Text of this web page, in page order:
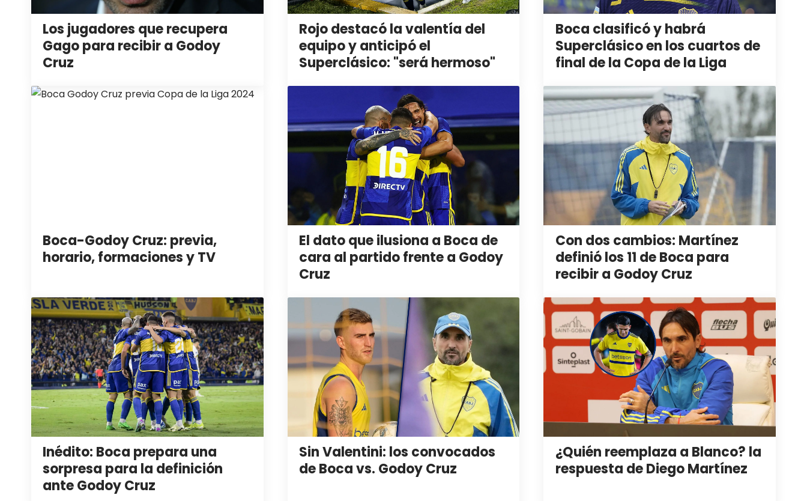
Los jugadores que recupera
Gago para recibir a Godoy
Cruz
Rojo destacó la valentía del
equipo y anticipó el
Superclásico: "será hermoso"
Boca clasificó y habrá
Superclásico en los cuartos de
final de la Copa de la Liga
Boca-Godoy Cruz: previa,
horario, formaciones y TV
El dato que ilusiona a Boca de
cara al partido frente a Godoy
Cruz
Con dos cambios: Martínez
definió los 11 de Boca para
recibir a Godoy Cruz
Inédito: Boca prepara una
sorpresa para la definición
ante Godoy Cruz
Sin Valentini: los convocados
de Boca vs. Godoy Cruz
¿Quién reemplaza a Blanco? la
respuesta de Diego Martínez